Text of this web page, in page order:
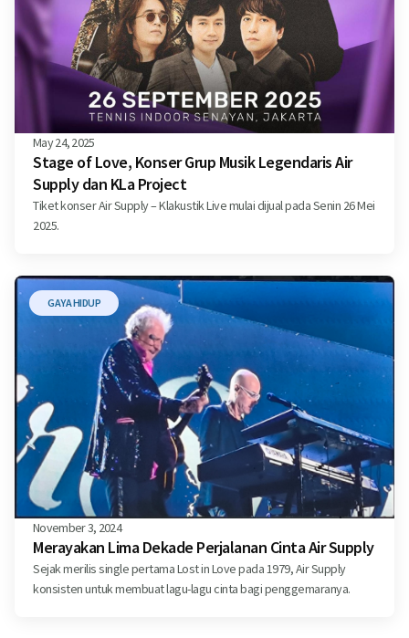
May 24, 2025
Stage of Love, Konser Grup Musik Legendaris Air
Supply dan KLa Project
Tiket konser Air Supply – Klakustik Live mulai dijual pada Senin 26 Mei
2025.
GAYA HIDUP
November 3, 2024
Merayakan Lima Dekade Perjalanan Cinta Air Supply
Sejak merilis single pertama Lost in Love pada 1979, Air Supply
konsisten untuk membuat lagu-lagu cinta bagi penggemaranya.